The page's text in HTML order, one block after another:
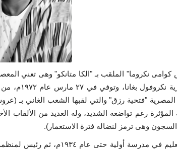
نومي
"فتحية رزق" والتي لقبها الشعب الغاني بـ
وهى ترمز لنضاله فترة الاستعمار).
عمل بالتعليم في مدرسة أولية